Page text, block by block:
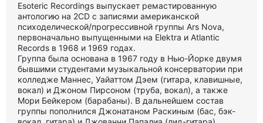
Esoteric Recordings выпускает ремастированную
антологию на 2CD с записями американской
психоделической/прогрессивной группы Ars Nova,
первоначально выпущенными на Elektra и Atlantic
Records в 1968 и 1969 годах.
Группа была основана в 1967 году в Нью-Йорке двумя
бывшими студентами музыкальной консерватории при
колледже Маннес, Уайаттом Дэем (гитара, клавишные,
вокал) и Джоном Пирсоном (труба, вокал), а также
Мори Бейкером (барабаны). В дальнейшем состав
группы пополнился Джонатаном Раскиным (бас, бэк-